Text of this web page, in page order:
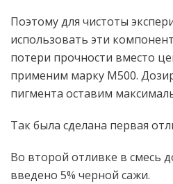
Поэтому для чистоты
использовать эти
потери прочности вместо
применим марку М500.
пигмента оставим
Так была сделана первая
Во второй отливке в смесь
введено 5% черной сажи.